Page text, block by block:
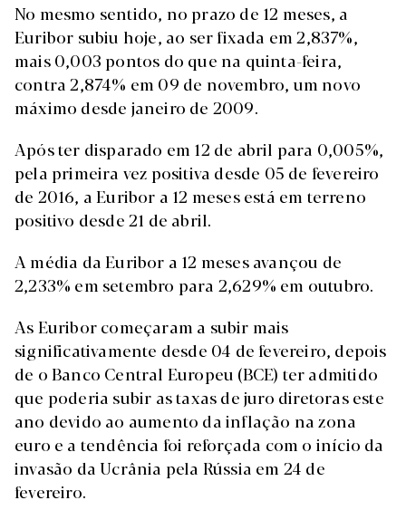
No mesmo sentido, no prazo de 12 meses, a
Euribor subiu hoje, ao ser fixada em 2,837%,
mais 0,003 pontos do que na quinta-feira,
contra 2,874% em 09 de novembro, um novo
máximo desde janeiro de 2009.
Após ter disparado em 12 de abril para 0,005%,
pela primeira vez positiva desde 05 de fevereiro
de 2016, a Euribor a 12 meses está em terreno
positivo desde 21 de abril.
A média da Euribor a 12 meses avançou de
2,233% em setembro para 2,629% em outubro.
As Euribor começaram a subir mais
significativamente desde 04 de fevereiro, depois
de o Banco Central Europeu (BCE) ter admitido
que poderia subir as taxas de juro diretoras este
ano devido ao aumento da inflação na zona
euro e a tendência foi reforçada com o início da
invasão da Ucrânia pela Rússia em 24 de
fevereiro.